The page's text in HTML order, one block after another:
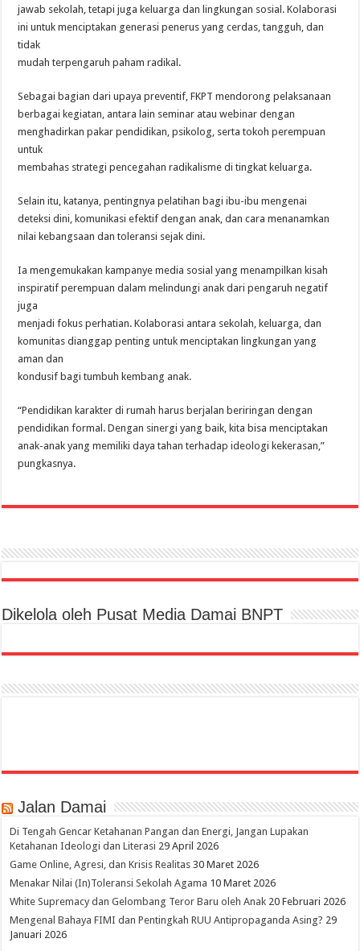
jawab sekolah, tetapi juga keluarga dan lingkungan sosial. Kolaborasi
ini untuk menciptakan generasi penerus yang cerdas, tangguh, dan
tidak
mudah terpengaruh paham radikal.
Sebagai bagian dari upaya preventif, FKPT mendorong pelaksanaan
berbagai kegiatan, antara lain seminar atau webinar dengan
menghadirkan pakar pendidikan, psikolog, serta tokoh perempuan
untuk
membahas strategi pencegahan radikalisme di tingkat keluarga.
Selain itu, katanya, pentingnya pelatihan bagi ibu-ibu mengenai
deteksi dini, komunikasi efektif dengan anak, dan cara menanamkan
nilai kebangsaan dan toleransi sejak dini.
Ia mengemukakan kampanye media sosial yang menampilkan kisah
inspiratif perempuan dalam melindungi anak dari pengaruh negatif
juga
menjadi fokus perhatian. Kolaborasi antara sekolah, keluarga, dan
komunitas dianggap penting untuk menciptakan lingkungan yang
aman dan
kondusif bagi tumbuh kembang anak.
“Pendidikan karakter di rumah harus berjalan beriringan dengan
pendidikan formal. Dengan sinergi yang baik, kita bisa menciptakan
anak-anak yang memiliki daya tahan terhadap ideologi kekerasan,”
pungkasnya.
Dikelola oleh Pusat Media Damai BNPT
Jalan Damai
Di Tengah Gencar Ketahanan Pangan dan Energi, Jangan Lupakan
Ketahanan Ideologi dan Literasi 29 April 2026
Game Online, Agresi, dan Krisis Realitas 30 Maret 2026
Menakar Nilai (In)Toleransi Sekolah Agama 10 Maret 2026
White Supremacy dan Gelombang Teror Baru oleh Anak 20 Februari 2026
Mengenal Bahaya FIMI dan Pentingkah RUU Antipropaganda Asing? 29
Januari 2026